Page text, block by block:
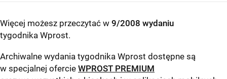
Więcej możesz przeczytać w 9/2008 wydaniu
tygodnika Wprost.
Archiwalne wydania tygodnika Wprost dostępne są
w specjalnej ofercie WPROST PREMIUM